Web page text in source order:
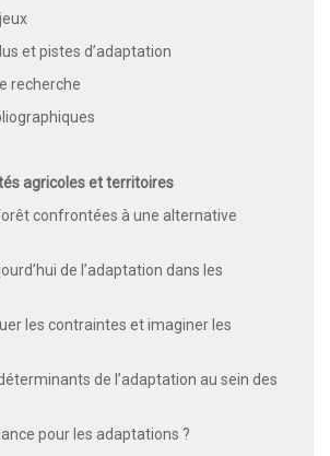
et pistes d’adaptation
recherche
agricoles et territoires
confrontées à une alternative
de l’adaptation dans les
les contraintes et imaginer les
de l’adaptation au sein des
pour les adaptations ?